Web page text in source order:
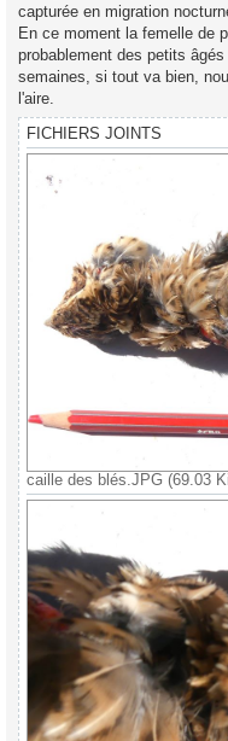
capturée en migration
En ce moment la femelle de
probablement des petits
semaines, si tout va bien,
l'aire.
FICHIERS JOINTS
caille des blés.JPG (69.03